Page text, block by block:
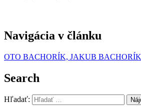
Navigácia v článku
OTO BACHORÍK, JAKUB BACHORÍK
Search
Hľadať: